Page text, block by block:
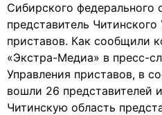
Сибирского федерального
представитель
приставов. Как сообщили
«Экстра-Медиа» в пресс-
Управления приставов, в
вошли 26 представителей
Читинскую область